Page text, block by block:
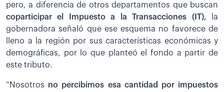
pero, a diferencia de otros departamentos que buscan
coparticipar el Impuesto a la Transacciones (IT),
la
gobernadora señaló que ese esquema no favorece de
lleno a la región por sus características económicas y
demográficas, por lo que planteó el fondo a partir de
este tributo.
“Nosotros no percibimos esa cantidad por impuestos